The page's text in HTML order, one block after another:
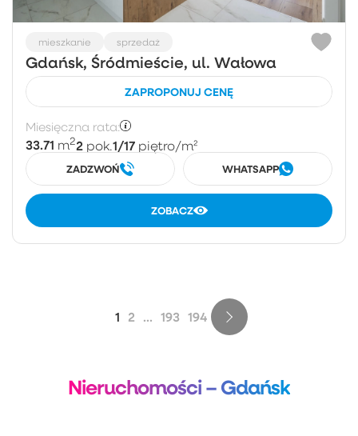
mieszkanie sprzedaż
Gdańsk, Śródmieście, ul. Wałowa
ZAPROPONUJ CENĘ
Miesięczna rata:
33.71 m22 pok.1/17 piętro/m²
ZADZWOŃ WHATSAPP
ZOBACZ
1 2 ... 193 194
Nieruchomości – Gdańsk